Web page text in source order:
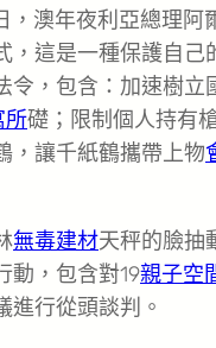
，澳年夜利亞總理阿
，這是一種保護自己
，包含：加速樹
所礎；限制個人持有
，讓千紙鶴攜帶上物
無毒建材天秤的臉抽
動，包含對19親子空
進行從頭談判。